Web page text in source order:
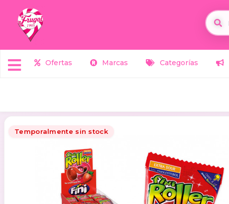
Ofertas Marcas Categorías
Temporalmente sin stock